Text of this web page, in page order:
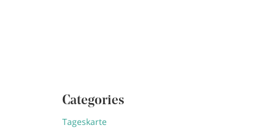
Categories
Tageskarte